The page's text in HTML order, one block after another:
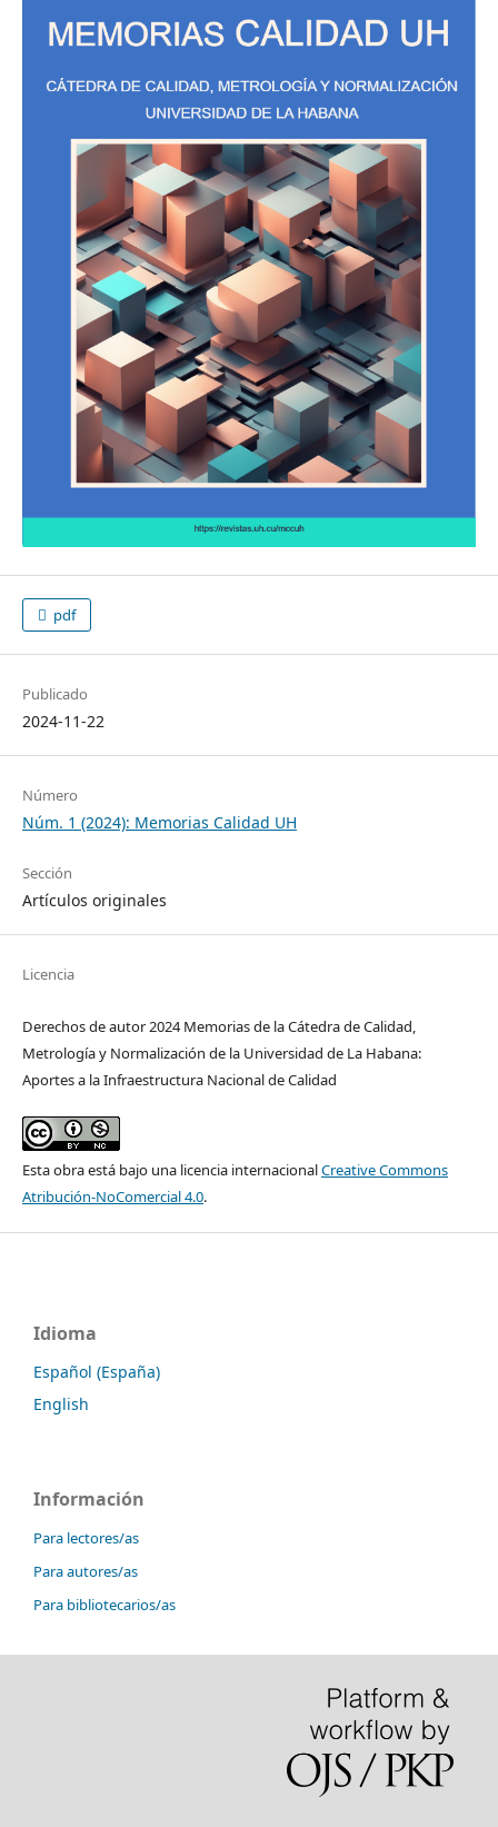
pdf
Publicado
2024-11-22
Número
Núm. 1 (2024): Memorias Calidad UH
Sección
Artículos originales
Licencia
Derechos de autor 2024 Memorias de la Cátedra de Calidad,
Metrología y Normalización de la Universidad de La Habana:
Aportes a la Infraestructura Nacional de Calidad
Esta obra está bajo una licencia internacionalCreative Commons
Atribución-NoComercial 4.0.
Idioma
Español (España)
English
Información
Para lectores/as
Para autores/as
Para bibliotecarios/as